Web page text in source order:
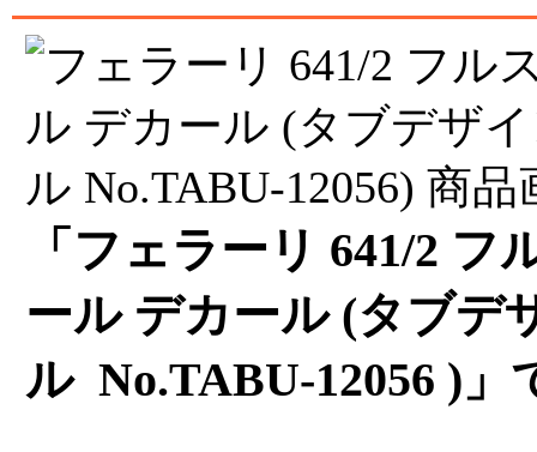
「フェラーリ 641/2
ール デカール (タブデ
ル No.TABU-12056 )」